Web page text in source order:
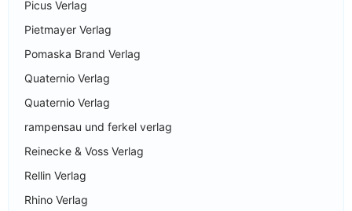
Picus Verlag
Pietmayer Verlag
Pomaska Brand Verlag
Quaternio Verlag
Quaternio Verlag
rampensau und ferkel verlag
Reinecke & Voss Verlag
Rellin Verlag
Rhino Verlag